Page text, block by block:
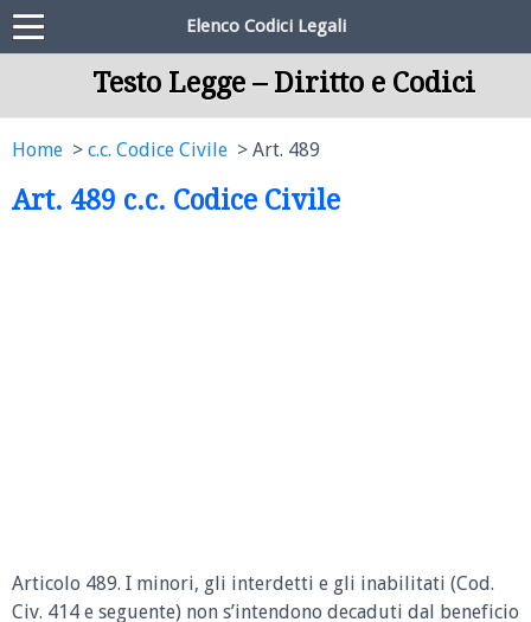
Elenco Codici Legali
Testo Legge – Diritto e Codici
Home c.c. Codice Civile Art. 489
Art. 489 c.c. Codice Civile
Articolo 489. I minori, gli interdetti e gli inabilitati (Cod.
Civ. 414 e seguente) non s’intendono decaduti dal beneficio